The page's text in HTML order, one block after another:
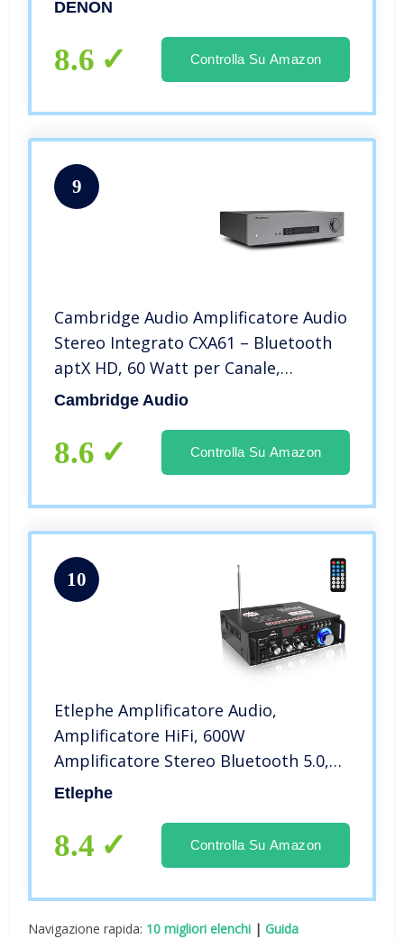
DENON
8.6 Controlla Su Amazon
9
Cambridge Audio Amplificatore Audio
Stereo Integrato CXA61 – Bluetooth
aptX HD, 60 Watt per Canale,
Ingresso Digitale e Analogico, USB
Cambridge Audio
8.6 Controlla Su Amazon
10
Etlephe Amplificatore Audio,
Amplificatore HiFi, 600W
Amplificatore Stereo Bluetooth 5.0,
12V 220V 2 Canali, Display LCD, Alta
SD/Ingresso USB, per Casa o Auto
Etlephe
8.4 Controlla Su Amazon
Navigazione rapida: 10 migliori elenchi |Guida